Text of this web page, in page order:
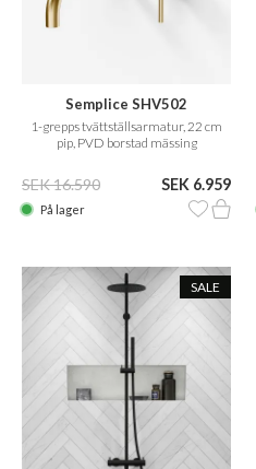
Semplice SHV502
1-grepps tvättställsarmatur, 22 cm
pip, PVD borstad mässing
SEK 16.590 SEK 6.959
På lager
SALE